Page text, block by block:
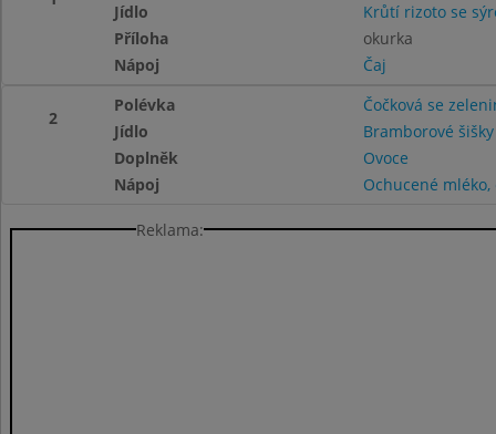
Jídlo
Krůtí rizoto se
Příloha
okurka
Nápoj
Čaj
2
Polévka
Čočková se
Jídlo
Bramborové
Doplněk
Ovoce
Nápoj
Ochucené mléko,
Reklama: